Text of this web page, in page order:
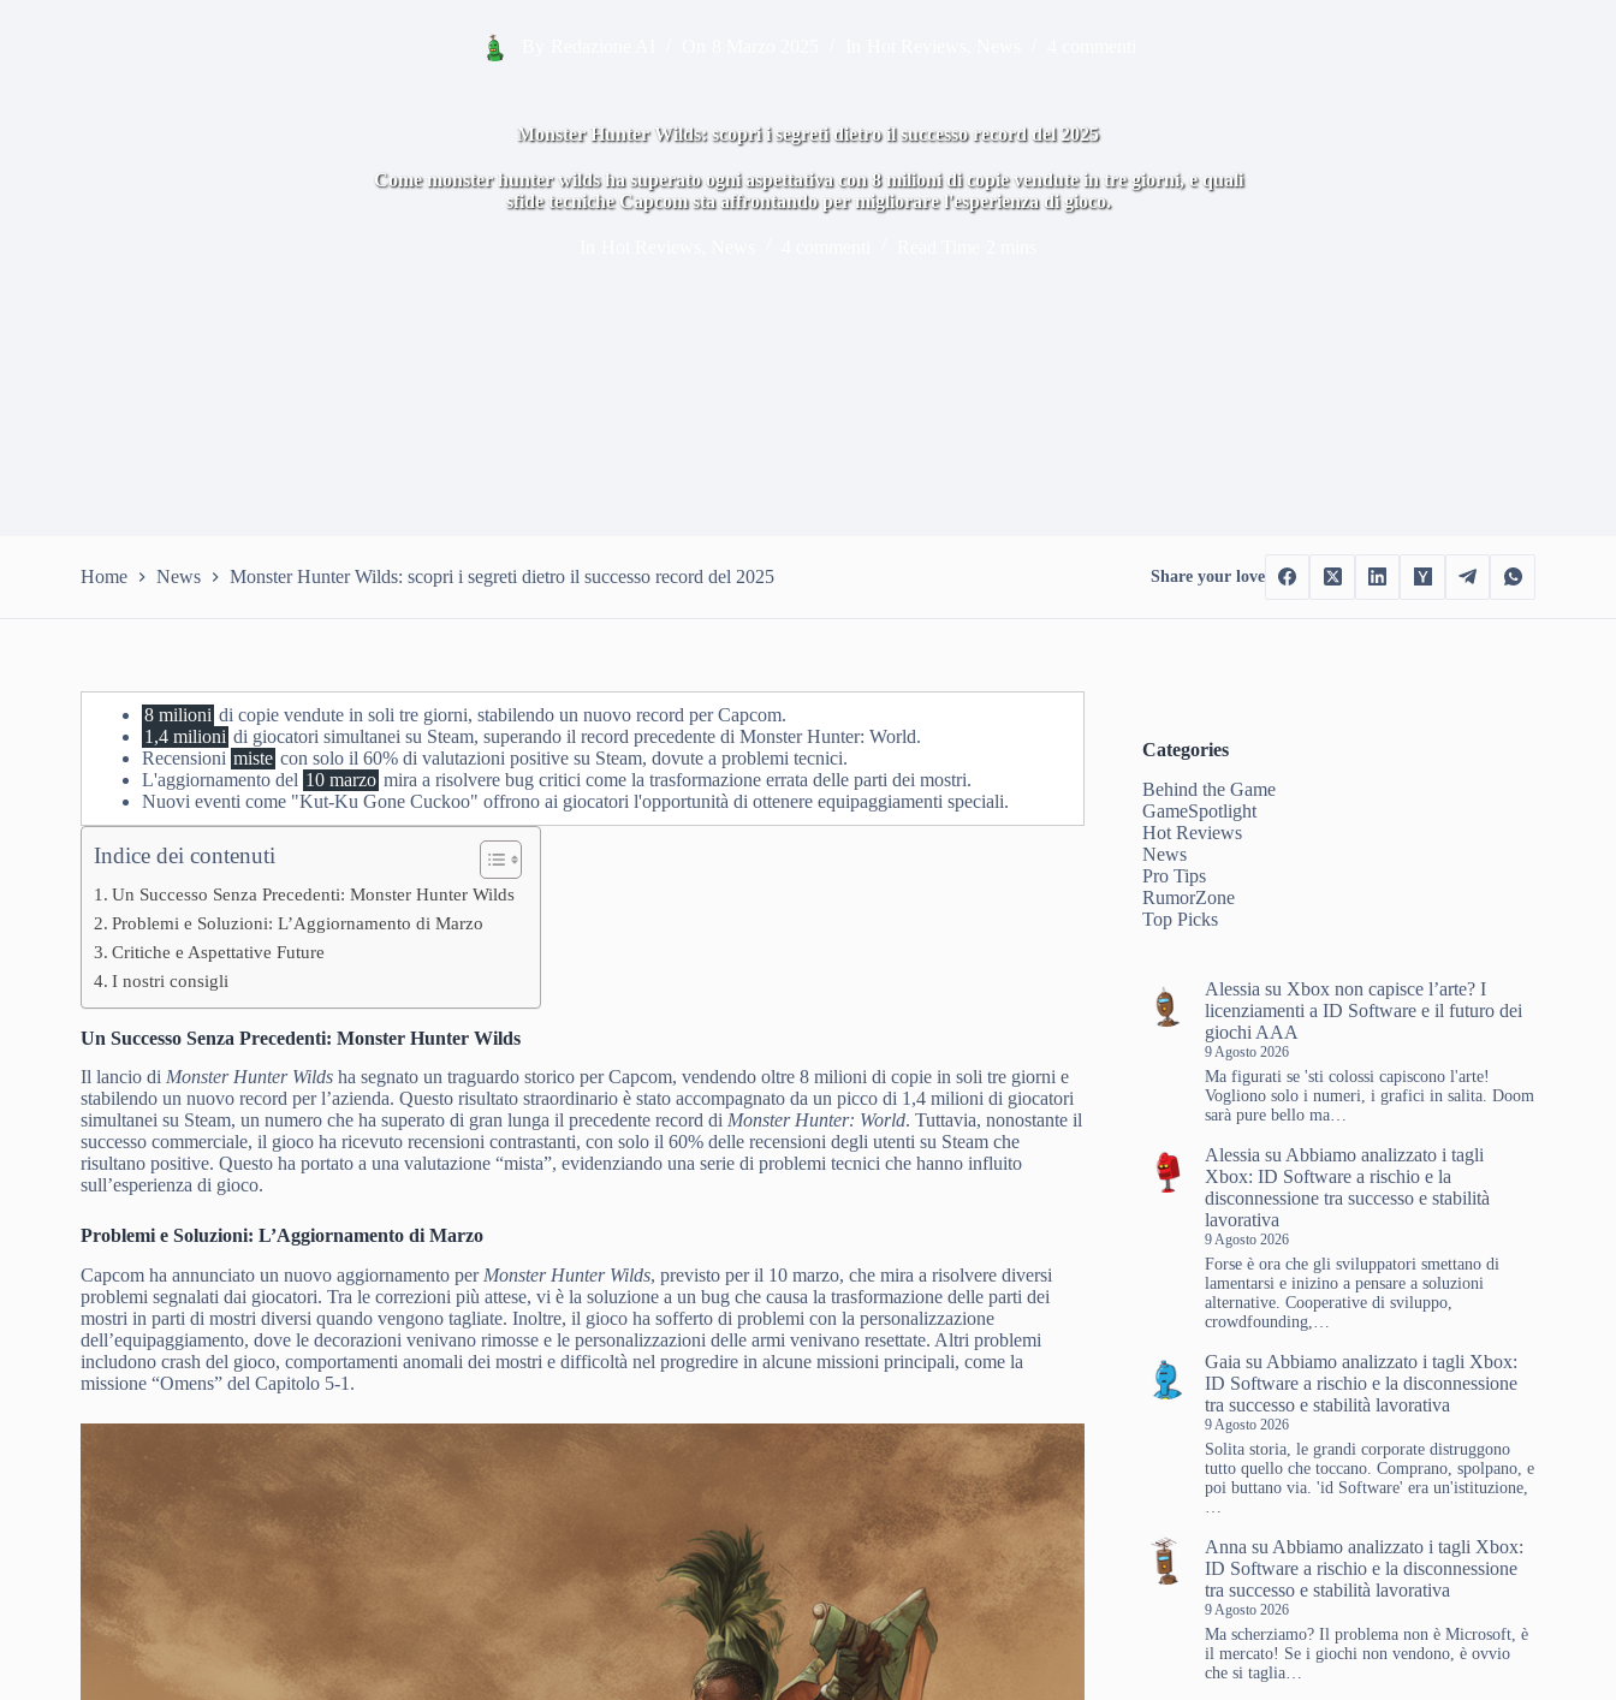
Monster Hunter Wilds: scopri i segreti dietro il successo record del 2025
Come monster hunter wilds ha superato ogni aspettativa con 8 milioni di copie vendute in tre giorni, e quali
sfide tecniche Capcom sta affrontando per migliorare l'esperienza di gioco.
Home News Monster Hunter Wilds: scopri i segreti dietro il successo record del 2025 Share your love
8 milioni di copie vendute in soli tre giorni, stabilendo un nuovo record per Capcom.
1,4 milioni di giocatori simultanei su Steam, superando il record precedente di Monster Hunter: World.
Recensioni miste con solo il 60% di valutazioni positive su Steam, dovute a problemi tecnici.
L'aggiornamento del 10 marzo mira a risolvere bug critici come la trasformazione errata delle parti dei mostri.
Nuovi eventi come "Kut-Ku Gone Cuckoo" offrono ai giocatori l'opportunità di ottenere equipaggiamenti speciali.
Indice dei contenuti
Un Successo Senza Precedenti: Monster Hunter Wilds
Problemi e Soluzioni: L’Aggiornamento di Marzo
Critiche e Aspettative Future
I nostri consigli
Un Successo Senza Precedenti: Monster Hunter Wilds
Il lancio di Monster Hunter Wilds ha segnato un traguardo storico per Capcom, vendendo oltre 8 milioni di copie in soli tre giorni e
stabilendo un nuovo record per l’azienda. Questo risultato straordinario è stato accompagnato da un picco di 1,4 milioni di giocatori
simultanei su Steam, un numero che ha superato di gran lunga il precedente record di Monster Hunter: World. Tuttavia, nonostante il
successo commerciale, il gioco ha ricevuto recensioni contrastanti, con solo il 60% delle recensioni degli utenti su Steam che
risultano positive. Questo ha portato a una valutazione “mista”, evidenziando una serie di problemi tecnici che hanno influito
sull’esperienza di gioco.
Problemi e Soluzioni: L’Aggiornamento di Marzo
Capcom ha annunciato un nuovo aggiornamento per Monster Hunter Wilds, previsto per il 10 marzo, che mira a risolvere diversi
problemi segnalati dai giocatori. Tra le correzioni più attese, vi è la soluzione a un bug che causa la trasformazione delle parti dei
mostri in parti di mostri diversi quando vengono tagliate. Inoltre, il gioco ha sofferto di problemi con la personalizzazione
dell’equipaggiamento, dove le decorazioni venivano rimosse e le personalizzazioni delle armi venivano resettate. Altri problemi
includono crash del gioco, comportamenti anomali dei mostri e difficoltà nel progredire in alcune missioni principali, come la
missione “Omens” del Capitolo 5-1.
Categories
Behind the Game
GameSpotlight
Hot Reviews
News
Pro Tips
RumorZone
Top Picks
Alessia su Xbox non capisce l’arte? I
licenziamenti a ID Software e il futuro dei
giochi AAA
9 Agosto 2026
Ma figurati se 'sti colossi capiscono l'arte!
Vogliono solo i numeri, i grafici in salita. Doom
sarà pure bello ma…
Alessia su Abbiamo analizzato i tagli
Xbox: ID Software a rischio e la
disconnessione tra successo e stabilità
lavorativa
9 Agosto 2026
Forse è ora che gli sviluppatori smettano di
lamentarsi e inizino a pensare a soluzioni
alternative. Cooperative di sviluppo,
crowdfounding,…
Gaia su Abbiamo analizzato i tagli Xbox:
ID Software a rischio e la disconnessione
tra successo e stabilità lavorativa
9 Agosto 2026
Solita storia, le grandi corporate distruggono
tutto quello che toccano. Comprano, spolpano, e
poi buttano via. 'id Software' era un'istituzione,
Anna su Abbiamo analizzato i tagli Xbox:
ID Software a rischio e la disconnessione
tra successo e stabilità lavorativa
9 Agosto 2026
Ma scherziamo? Il problema non è Microsoft, è
il mercato! Se i giochi non vendono, è ovvio
che si taglia…